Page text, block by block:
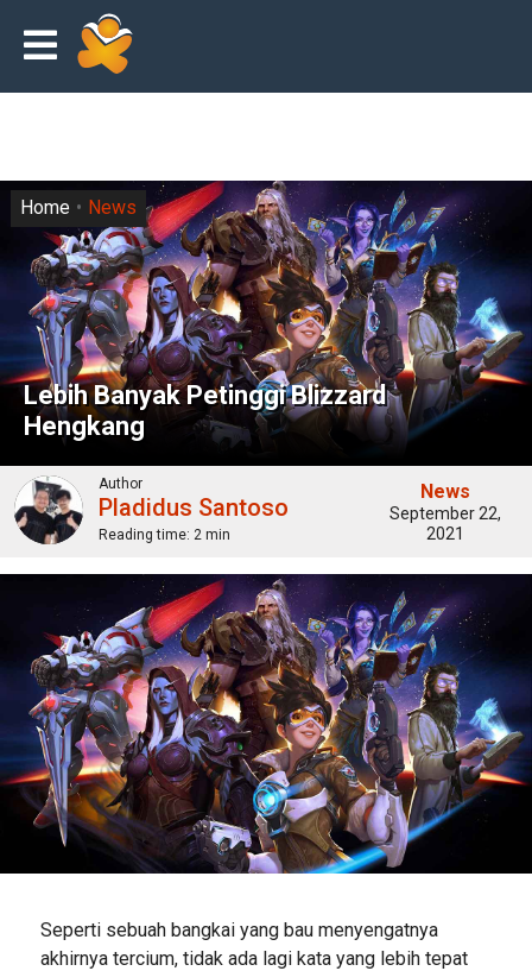
Lebih Banyak Petinggi Blizzard
Hengkang
Home News
Author
Pladidus Santoso
Reading time: 2 min
News
September 22,
2021
Seperti sebuah bangkai yang bau menyengatnya
akhirnya tercium, tidak ada lagi kata yang lebih tepat